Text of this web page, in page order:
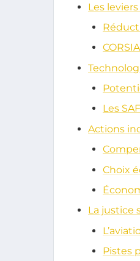
Les
Les
Actions
Choix
La justice
Pistes